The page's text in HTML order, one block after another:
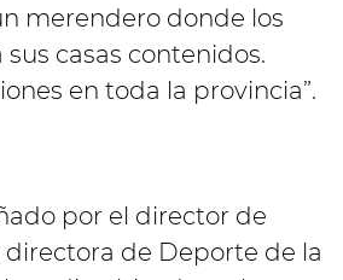
merendero donde los
casas contenidos.
en toda la provincia”.
por el director de
de Deporte de la